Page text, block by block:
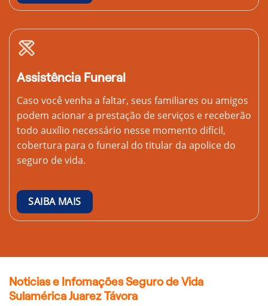
Assistência Funeral
Caso você venha a faltar, seus familiares ou amigos
podem acionar a prestação de serviços e receberão
todo auxílio necessário nesse momento difícil,
cobertura para o funeral do titular da apolice do
seguro de vida.
SAIBA MAIS
Noticias e Infomações Seguro de Vida
Sulamérica Juarez Távora